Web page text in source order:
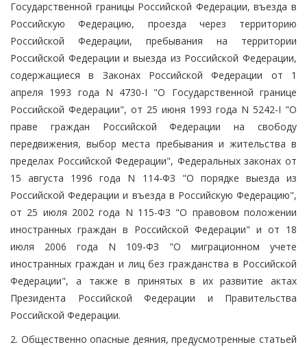
Государственной границы Российской Федерации, въезда в
Российскую Федерацию, проезда через территорию
Российской Федерации, пребывания на территории
Российской Федерации и выезда из Российской Федерации,
содержащиеся в Законах Российской Федерации от 1
апреля 1993 года N 4730-I "О Государственной границе
Российской Федерации", от 25 июня 1993 года N 5242-I "О
праве граждан Российской Федерации на свободу
передвижения, выбор места пребывания и жительства в
пределах Российской Федерации", Федеральных законах от
15 августа 1996 года N 114-ФЗ "О порядке выезда из
Российской Федерации и въезда в Российскую Федерацию",
от 25 июля 2002 года N 115-ФЗ "О правовом положении
иностранных граждан в Российской Федерации" и от 18
июля 2006 года N 109-ФЗ "О миграционном учете
иностранных граждан и лиц без гражданства в Российской
Федерации", а также в принятых в их развитие актах
Президента Российской Федерации и Правительства
Российской Федерации.
2. Общественно опасные деяния, предусмотренные статьей